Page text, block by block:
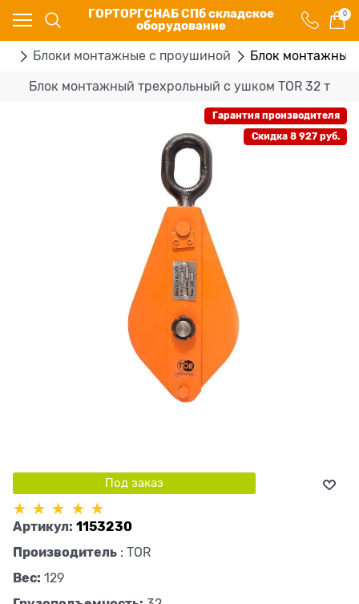
ГОРТОРГСНАБ СПб складское
оборудование
0
Блоки монтажные с проушиной Блок монтажный
Блок монтажный трехрольный с ушком TOR 32 т
Гарантия производителя
Скидка 8 927 руб.
Под заказ
Артикул: 1153230
Производитель : TOR
Вес: 129